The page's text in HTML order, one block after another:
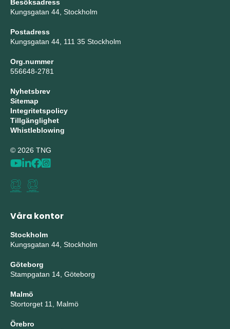
Besöksadress
Kungsgatan 44, Stockholm
Postadress
Kungsgatan 44, 111 35 Stockholm
Org.nummer
556648-2781
Nyhetsbrev
Sitemap
Integritetspolicy
Tillgänglighet
Whistleblowing
© 2026 TNG
Våra kontor
Stockholm
Kungsgatan 44, Stockholm
Göteborg
Stampgatan 14, Göteborg
Malmö
Stortorget 11, Malmö
Örebro